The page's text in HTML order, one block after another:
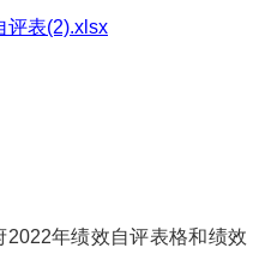
评表(2).xlsx
年绩效自评表格和绩效